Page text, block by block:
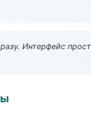
Интерфейс